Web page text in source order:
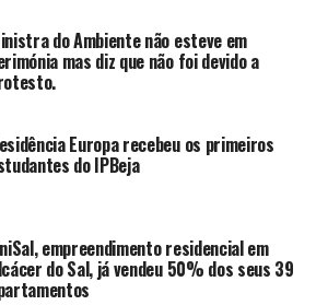
do Ambiente não esteve em
mas diz que não foi devido a
Europa recebeu os primeiros
do IPBeja
empreendimento residencial em
do Sal, já vendeu 50% dos seus 39